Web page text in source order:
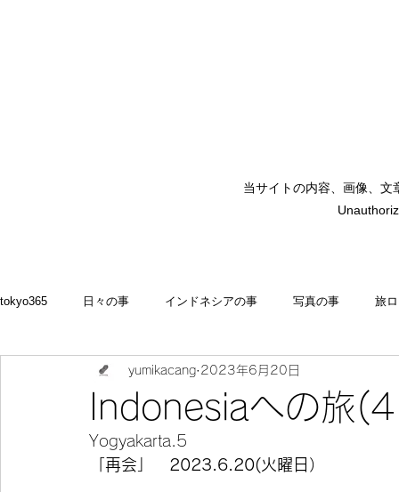
当サイトの内容、画像、
tokyo365 日々の事 インドネシアの事 写真の事 旅
食いしん坊 blog お料理・memasak
今宵の一冊
Indonesiaへの旅
yumikacang 2023年6月20日
Yogyakarta.5
「再会」　2023.6.20(火曜日）